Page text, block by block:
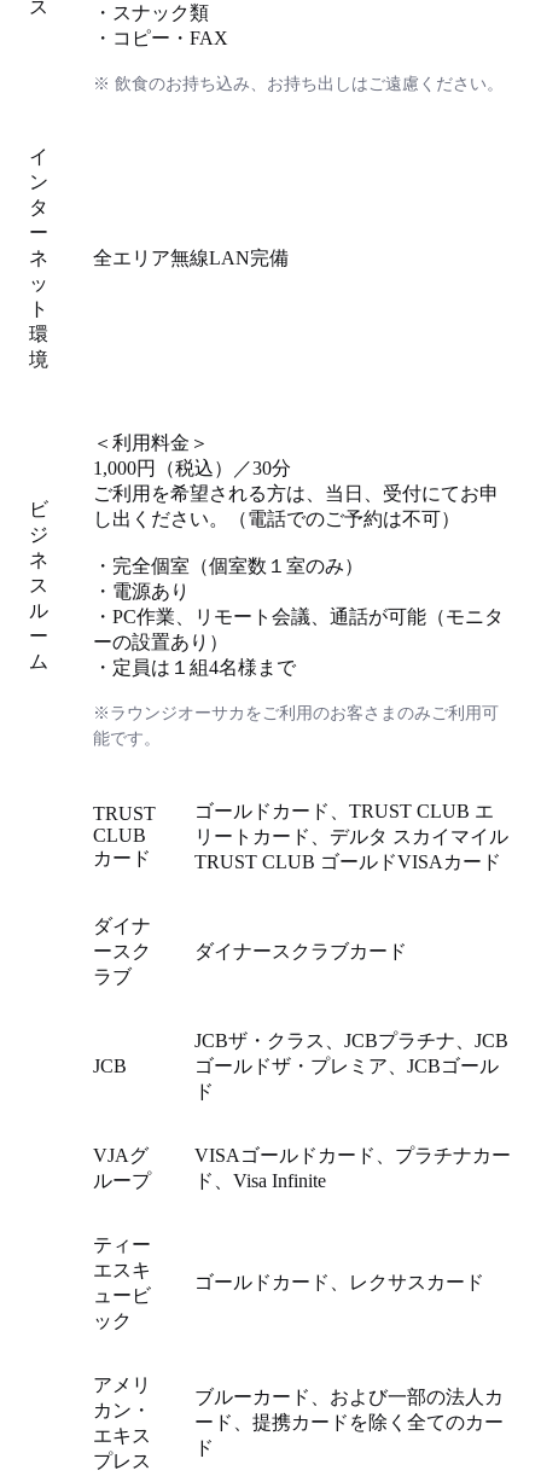
ス
・スナック類
・コピー・FAX
※ 飲食のお持ち込み、お持ち出しはご遠慮ください。
イ
ン
タ
ー
ネ
ッ
ト
環
境
全エリア無線LAN完備
ビ
ジ
ネ
ス
ル
ー
ム
＜利用料金＞
1,000円（税込）／30分
ご利用を希望される方は、当日、受付にてお申
し出ください。（電話でのご予約は不可）
・完全個室（個室数１室のみ）
・電源あり
・PC作業、リモート会議、通話が可能（モニタ
ーの設置あり）
・定員は１組4名様まで
※ラウンジオーサカをご利用のお客さまのみご利用可
能です。
TRUST
CLUB
カード
ゴールドカード、TRUST CLUB エ
リートカード、デルタ スカイマイル
TRUST CLUB ゴールドVISAカード
ダイナ
ースク
ラブ
ダイナースクラブカード
JCB
JCBザ・クラス、JCBプラチナ、JCB
ゴールドザ・プレミア、JCBゴール
ド
VJAグ
ループ
VISAゴールドカード、プラチナカー
ド、Visa Infinite
ティー
エスキ
ュービ
ック
ゴールドカード、レクサスカード
アメリ
カン・
エキス
プレス
ブルーカード、および一部の法人カ
ード、提携カードを除く全てのカー
ド